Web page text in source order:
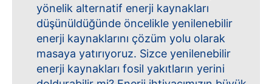
yönelik alternatif enerji kaynakları
düşünüldüğünde öncelikle yenilenebilir
enerji kaynaklarını çözüm yolu olarak
masaya yatırıyoruz. Sizce yenilenebilir
enerji kaynakları fosil yakıtların yerini